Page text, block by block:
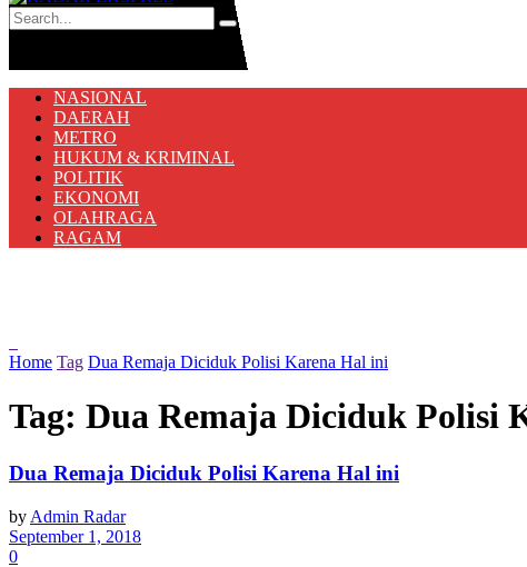
NASIONAL
DAERAH
METRO
HUKUM & KRIMINAL
POLITIK
EKONOMI
OLAHRAGA
RAGAM
Home Tag Dua Remaja Diciduk Polisi Karena Hal ini
Tag: Dua Remaja Diciduk Polisi
Dua Remaja Diciduk Polisi Karena Hal ini
by Admin Radar
September 1, 2018
0